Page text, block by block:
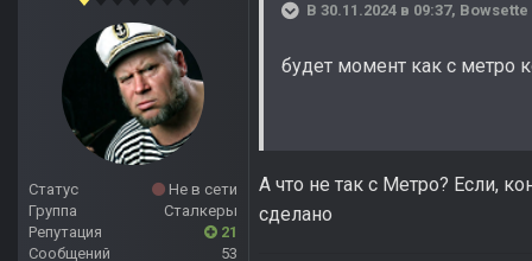
Статус
Не в сети
Группа
Сталкеры
Репутация
21
Сообщений
53
В 30.11.2024 в 09:37, Bowsette
будет момент как с метро
А что не так с Метро? Если,
сделано